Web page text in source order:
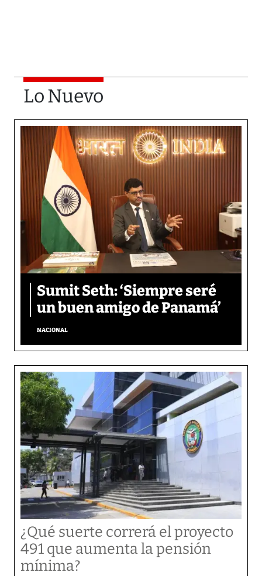
Lo Nuevo
Sumit Seth: ‘Siempre seré
un buen amigo de Panamá’
NACIONAL
¿Qué suerte correrá el proyecto
491 que aumenta la pensión
mínima?